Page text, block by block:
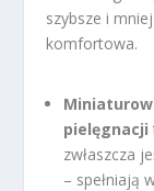
szybsze i
komfortowa.
pielęgnacji
zwłaszcza
– spełniają